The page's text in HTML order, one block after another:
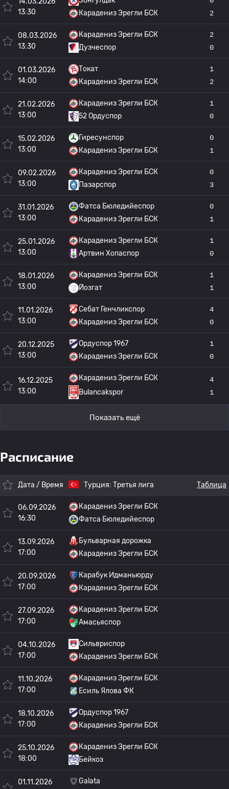
13:30
Карадениз Эрегли БСК
2
08.03.2026
13:30
Карадениз Эрегли БСК
Дузчеспор
2
0
01.03.2026
14:00
Токат
Карадениз Эрегли БСК
1
2
21.02.2026
13:00
Карадениз Эрегли БСК
52 Ордуспор
1
0
15.02.2026
13:00
Гиресунспор
Карадениз Эрегли БСК
0
1
09.02.2026
13:00
Карадениз Эрегли БСК
Пазарспор
0
3
31.01.2026
13:00
Фатса Бюледийеспор
Карадениз Эрегли БСК
0
1
25.01.2026
13:00
Карадениз Эрегли БСК
Артвин Хопаспор
1
0
18.01.2026
13:00
Карадениз Эрегли БСК
Йозгат
1
1
11.01.2026
13:00
Себат Генчликспор
Карадениз Эрегли БСК
4
0
20.12.2025
13:00
Ордуспор 1967
Карадениз Эрегли БСК
1
0
16.12.2025
13:00
Карадениз Эрегли БСК
Bulancakspor
4
1
Показать ещё
Расписание
Дата / Время Турция: Третья лига Таблица
06.09.2026
16:30
Карадениз Эрегли БСК
Фатса Бюледийеспор
13.09.2026
17:00
Бульварная дорожка
Карадениз Эрегли БСК
20.09.2026
17:00
Карабук Идманьюрду
Карадениз Эрегли БСК
27.09.2026
17:00
Карадениз Эрегли БСК
Амасьяспор
04.10.2026
17:00
Сильвриспор
Карадениз Эрегли БСК
11.10.2026
17:00
Карадениз Эрегли БСК
Есиль Ялова ФК
18.10.2026
17:00
Ордуспор 1967
Карадениз Эрегли БСК
25.10.2026
18:00
Карадениз Эрегли БСК
Бейкоз
01.11.2026
Galata